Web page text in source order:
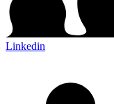
Linkedin